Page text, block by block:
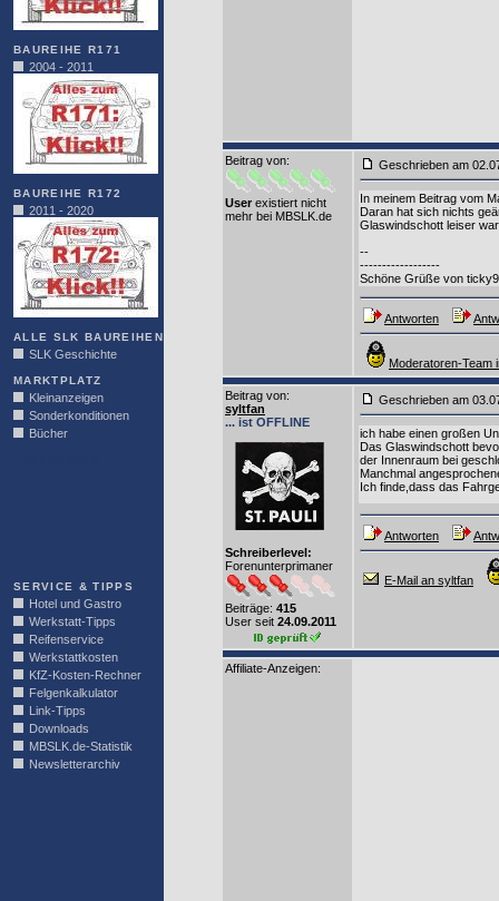
BAUREIHE R171
2004 - 2011
BAUREIHE R172
2011 - 2020
ALLE SLK BAUREIHEN
SLK Geschichte
MARKTPLATZ
Kleinanzeigen
Sonderkonditionen
Bücher
SERVICE & TIPPS
Hotel und Gastro
Werkstatt-Tipps
Reifenservice
Werkstattkosten
KfZ-Kosten-Rechner
Felgenkalkulator
Link-Tipps
Downloads
MBSLK.de-Statistik
Newsletterarchiv
Beitrag von:
User existiert nicht
mehr bei MBSLK.de
Geschrieben am
In meinem Beitrag vom
Daran hat sich nichts
Glaswindschott leiser
--
------------------
Schöne Grüße von
Antworten
Moderatoren-Team
Beitrag von:
syltfan
... ist OFFLINE
Schreiberlevel:
Forenunterprimaner
Beiträge: 415
User seit 24.09.2011
Geschrieben am
ich habe einen großen
Das Glaswindschott
der Innenraum bei
Manchmal
Ich finde,dass das
Antworten
E-Mail an syltfan
Affiliate-Anzeigen: